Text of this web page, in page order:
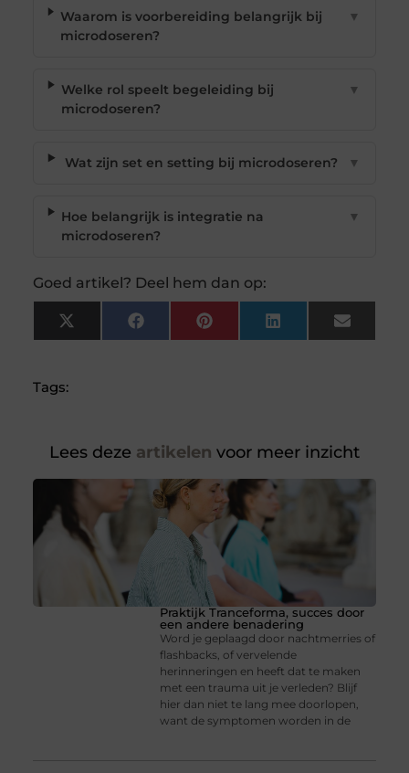
Waarom is voorbereiding belangrijk bij
microdoseren?
▼
Welke rol speelt begeleiding bij
microdoseren?
▼
Wat zijn set en setting bij microdoseren? ▼
Hoe belangrijk is integratie na
microdoseren?
▼
Goed artikel? Deel hem dan op:
X
(Twitter)
FacebookPinterest LinkedIn Email
Tags:
Lees deze artikelen voor meer inzicht
Praktijk Tranceforma, succes door
een andere benadering
Word je geplaagd door nachtmerries of
flashbacks, of vervelende
herinneringen en heeft dat te maken
met een trauma uit je verleden? Blijf
hier dan niet te lang mee doorlopen,
want de symptomen worden in de